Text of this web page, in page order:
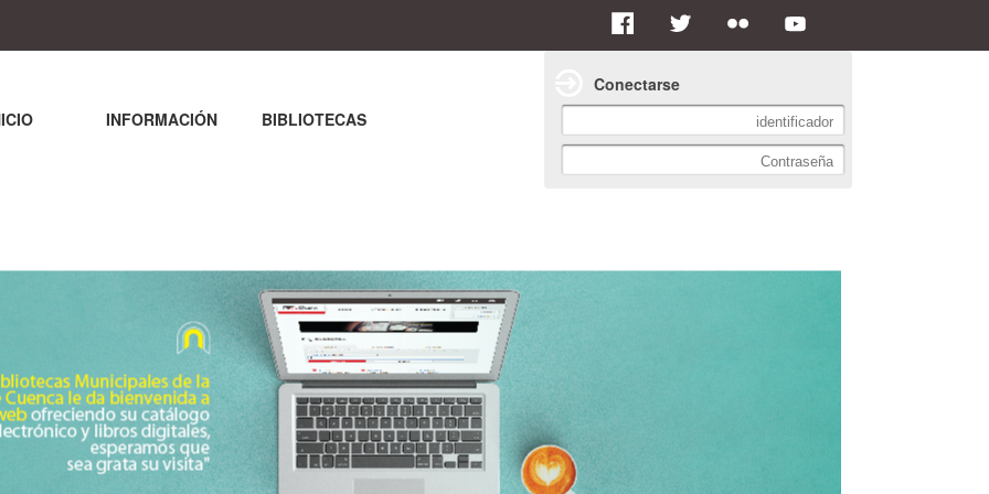
INFORMACIÓN BIBLIOTECAS
Conectarse